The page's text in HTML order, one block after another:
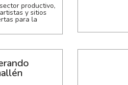
productivo,
y sitios
para la